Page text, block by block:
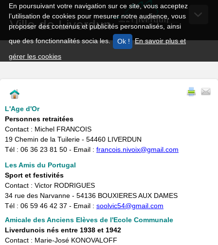
En poursuivant votre navigation sur ce site, vous acceptez
l’utilisation de cookies pour mesurer notre audience, vous
proposer des contenus et publicités personnalisés, ainsi
que des fonctionnalités socia les.
En savoir plus et
gérer les cookies
Ville de Liverdun
L'Age d'Or
Personnes retraitées
Contact : Michel FRANCOIS
​19 Chemin de la Tuilerie - 54460 LIVERDUN
Tél : 06 36 23 81 50 - Email : francois.nivoix@gmail.com
Les Amis du Portugal
Sport et festivités
Contact : Victor RODRIGUES
34 rue des Narvanne - 54136 BOUXIERES AUX DAMES
Tél : 06 59 46 42 37 - Email : soolvic54@gmail.com
Amicale des Anciens Elèves de l'Ecole Communale
Liverdunois nés entre 1938 et 1942
Contact : Marie-José KONOVALOFF